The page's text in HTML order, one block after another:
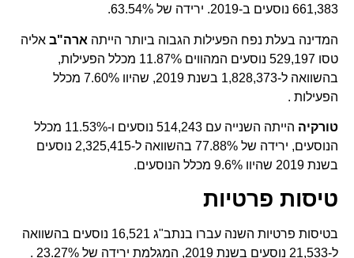
661,383 נוסעים ב-2019. ירידה של 63.54%.
המדינה בעלת נפח הפעילות הגבוה ביותר הייתהארה"באליה
טסו 529,197 נוסעים המהווים 11.87% מכלל הפעילות,
בהשוואה ל-1,828,373 בשנת 2019, שהיוו 7.60% מכלל
הפעילות .
טורקיה
הייתה השנייה עם 514,243 נוסעים ו-11.53% מכלל
הנוסעים, ירידה של 77.88% בהשוואה ל-2,325,415 נוסעים
בשנת 2019 שהיוו 9.6% מכלל הנוסעים.
טיסות פרטיות
בטיסות פרטיות השנה עברו בנתב"ג 16,521 נוסעים בהשוואה